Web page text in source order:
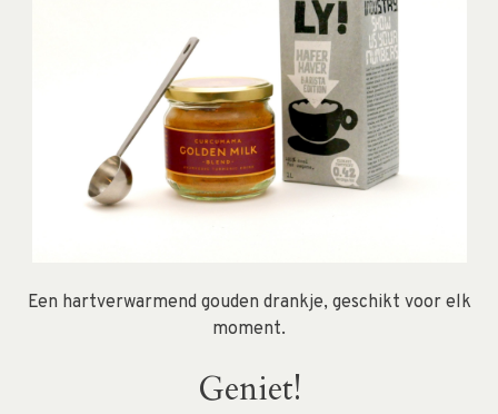
Een hartverwarmend gouden drankje, geschikt voor elk
moment.
Geniet!